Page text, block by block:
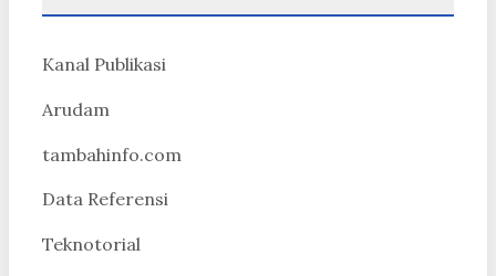
Kanal Publikasi
Arudam
tambahinfo.com
Data Referensi
Teknotorial